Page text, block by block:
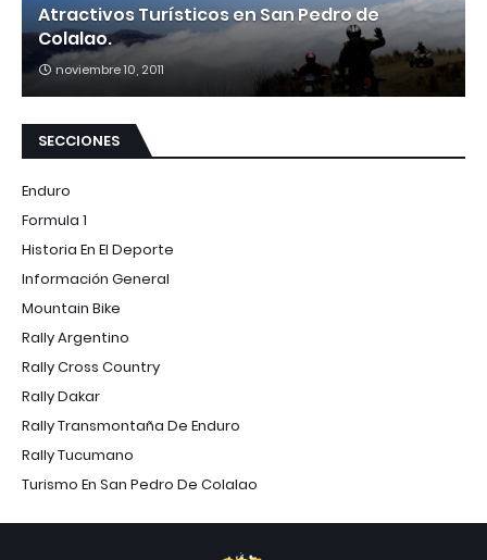
Atractivos Turísticos en San Pedro de
Colalao.
noviembre 10, 2011
SECCIONES
Enduro
Formula 1
Historia En El Deporte
Información General
Mountain Bike
Rally Argentino
Rally Cross Country
Rally Dakar
Rally Transmontaña De Enduro
Rally Tucumano
Turismo En San Pedro De Colalao